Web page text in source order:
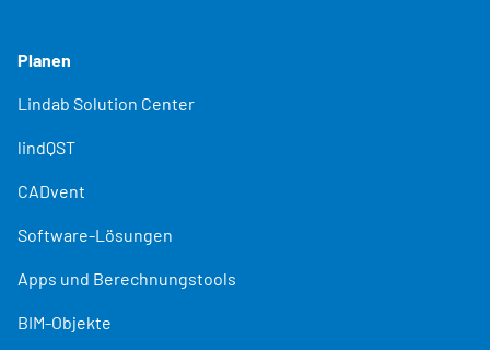
Planen
Lindab Solution Center
lindQST
CADvent
Software-Lösungen
Apps und Berechnungstools
BIM-Objekte